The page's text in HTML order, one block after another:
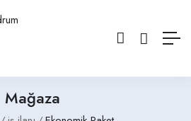
Mağaza